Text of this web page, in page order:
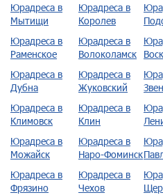
Юрадреса в
Мытищи
Юрадреса в
Королев
Юрадреса в
Раменское
Юрадреса в
Волоколамск
Юрадреса в
Дубна
Юрадреса в
Жуковский
Юрадреса в
Климовск
Юрадреса в
Клин
Юрадреса в
Можайск
Юрадреса в
Наро-Фоминск
Юрадреса в
Фрязино
Юрадреса в
Чехов